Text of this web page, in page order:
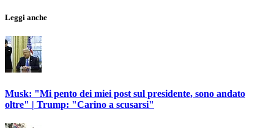
Leggi anche
Musk: "Mi pento dei miei post sul presidente, sono andato
oltre" | Trump: "Carino a scusarsi"